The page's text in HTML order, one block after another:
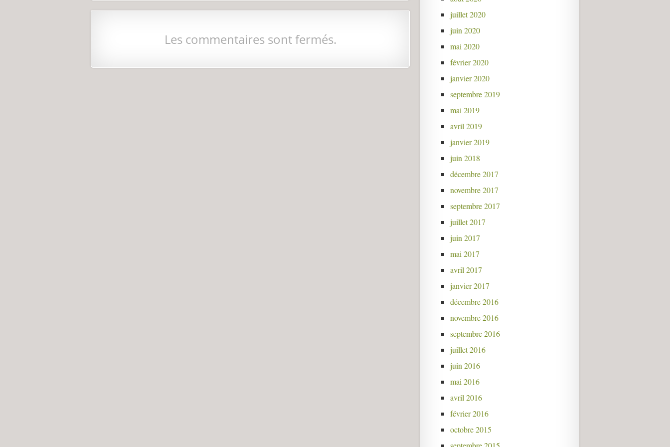
Les commentaires sont fermés.
juillet 2020
juin 2020
mai 2020
février 2020
janvier 2020
septembre 2019
mai 2019
avril 2019
janvier 2019
juin 2018
décembre 2017
novembre 2017
septembre 2017
juillet 2017
juin 2017
mai 2017
avril 2017
janvier 2017
décembre 2016
novembre 2016
septembre 2016
juillet 2016
juin 2016
mai 2016
avril 2016
février 2016
octobre 2015